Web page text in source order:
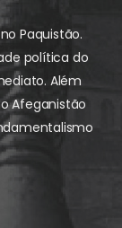
Paquistão.
política do
Além
Afeganistão